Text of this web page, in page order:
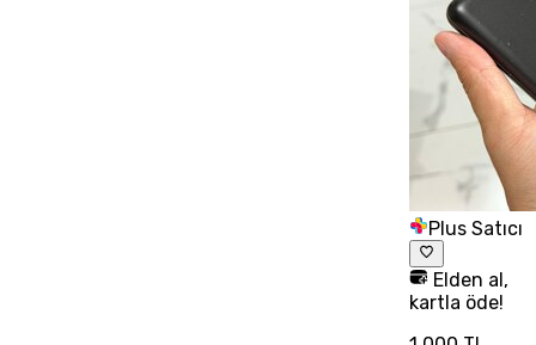
Plus Satıcı
Elden al,
kartla öde!